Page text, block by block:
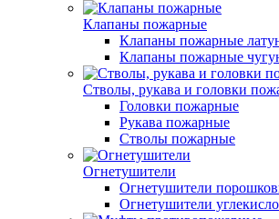
Клапаны пожарные
Клапаны пожарные
Клапаны пожарные
Стволы, рукава и головки
Головки пожарные
Рукава пожарные
Стволы пожарные
Огнетушители
Огнетушители
Огнетушители